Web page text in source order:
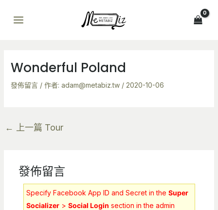
MENU
Wonderful Poland
發佈留言 / 作者: adam@metabiz.tw / 2020-10-06
navigation
← 上一篇 Tour
發佈留言
Specify Facebook App ID and Secret in the Super
Socializer> Social Login section in the admin